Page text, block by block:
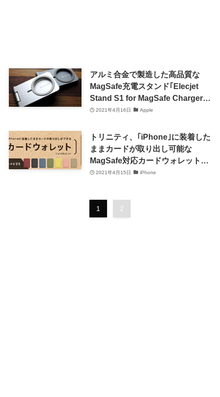
アルミ合金で製造した高品質な
MagSafe充電スタンド｢Elecjet
Stand S1 for MagSafe Charger｣
発売
2021年4月16日 Apple
トリニティ、｢iPhone｣に装着した
ままカードが取り出し可能な
MagSafe対応カードウォレットを
発表
2021年4月15日 iPhone
1 2